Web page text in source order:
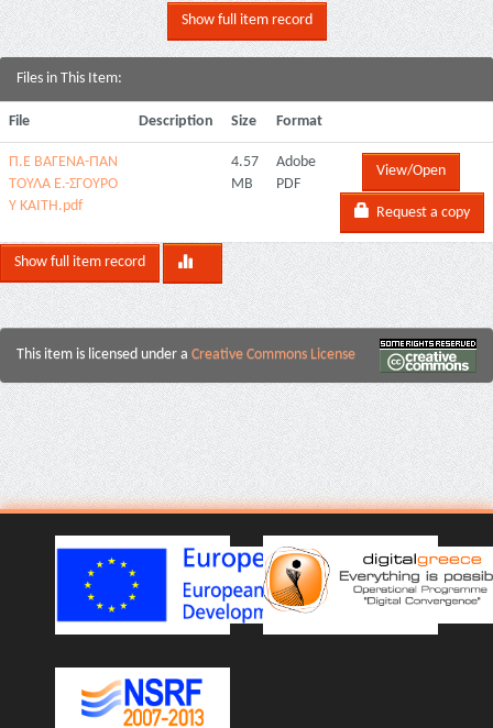
Show full item record
Files in This Item:
File Description Size Format
Π.Ε ΒΑΓΕΝΑ-ΠΑΝ
ΤΟΥΛΑ Ε.-ΣΓΟΥΡΟ
Υ ΚΑΙΤΗ.pdf
4.57
MB
Adobe
PDF
View/Open
Request a copy
Show full item record
This item is licensed under a Creative Commons License